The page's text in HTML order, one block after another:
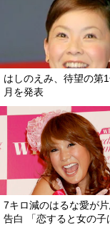
はしのえみ、待望の第
月を発表
7キロ減のはるな愛が
告白 「恋すると女の子